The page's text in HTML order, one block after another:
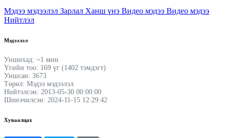
Мэдээ мэдээлэл Зарлал Ханш үнэ Видео мэдээ Видео мэдээ
Нийтлэл
Мэдээлэл
Уншихад: ~1 мин
Үгийн тоо: 169 үг (1402 тэмдэгт)
Уншсан: 3673
Төрөл: Мэдээ мэдээлэл
Нийтэлсэн: 2013-05-30 00:00:00
Шинэчилсэн: 2024-11-15 12:29:42
Хуваалцах